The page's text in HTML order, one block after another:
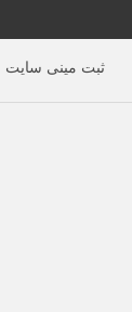
ثبت مینی سایت